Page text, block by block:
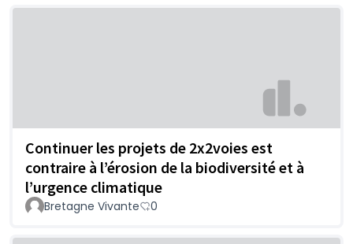
Continuer les projets de 2x2voies est
contraire à l’érosion de la biodiversité et à
l’urgence climatique
Bretagne Vivante 0